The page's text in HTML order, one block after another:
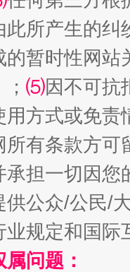
"炒
此所产生的纠
的暂时性网
⑸因不可抗
方式或免责
有条款方
承担一切因
供公众/公民/
规定和国
问题：